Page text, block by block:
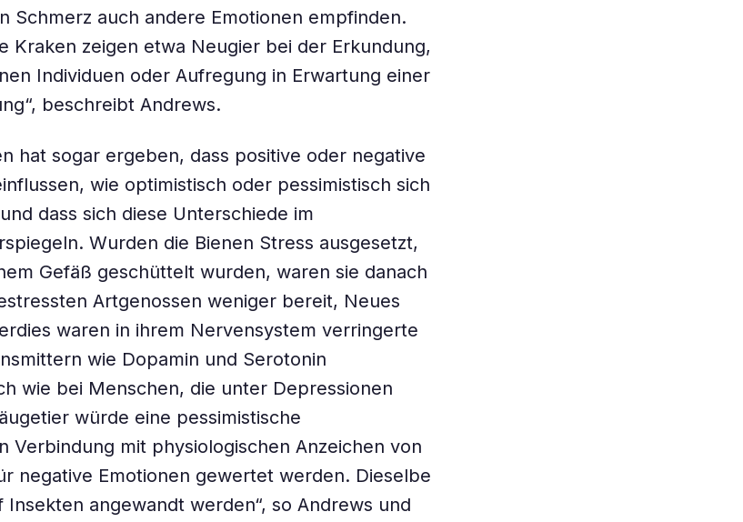
Schmerz auch andere Emotionen empfinden.
Kraken zeigen etwa Neugier bei der Erkundung,
Individuen oder Aufregung in Erwartung einer
beschreibt Andrews.
hat sogar ergeben, dass positive oder negative
wie optimistisch oder pessimistisch sich
dass sich diese Unterschiede im
Wurden die Bienen Stress ausgesetzt,
Gefäß geschüttelt wurden, waren sie danach
Artgenossen weniger bereit, Neues
waren in ihrem Nervensystem verringerte
wie Dopamin und Serotonin
wie bei Menschen, die unter Depressionen
würde eine pessimistische
Verbindung mit physiologischen Anzeichen von
negative Emotionen gewertet werden. Dieselbe
Insekten angewandt werden“, so Andrews und